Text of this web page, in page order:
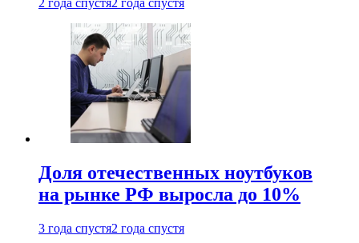
2 года спустя2 года спустя
Доля отечественных ноутбуков
на рынке РФ выросла до 10%
3 года спустя2 года спустя